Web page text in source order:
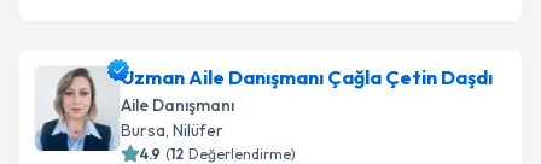
Uzman Aile Danışmanı Çağla Çetin Daşdı
Aile Danışmanı
Bursa, Nilüfer
4.9 (12 Değerlendirme)